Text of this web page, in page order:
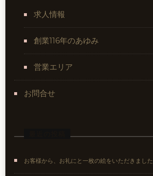
求人情報
創業116年のあゆみ
営業エリア
お問合せ
お客様から、お礼にと一枚の絵をいただきました